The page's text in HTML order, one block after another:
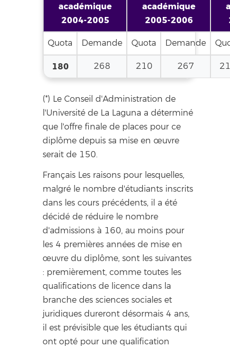
académique
2004-2005
académique
2005-2006
Quota Demande Quota Demande
180 268 210 267
(*) Le Conseil d'Administration de
l'Université de La Laguna a déterminé
que l'offre finale de places pour ce
diplôme depuis sa mise en œuvre
serait de 150.
Français Les raisons pour lesquelles,
malgré le nombre d'étudiants inscrits
dans les cours précédents, il a été
décidé de réduire le nombre
d'admissions à 160, au moins pour
les 4 premières années de mise en
œuvre du diplôme, sont les suivantes
: premièrement, comme toutes les
qualifications de licence dans la
branche des sciences sociales et
juridiques dureront désormais 4 ans,
il est prévisible que les étudiants qui
ont opté pour une qualification